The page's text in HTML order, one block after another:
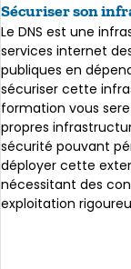
Sécuriser son
Le DNS est une
services internet
publiques en
sécuriser cette
formation vous
propres
sécurité pouvant
déployer cette
nécessitant des
exploitation